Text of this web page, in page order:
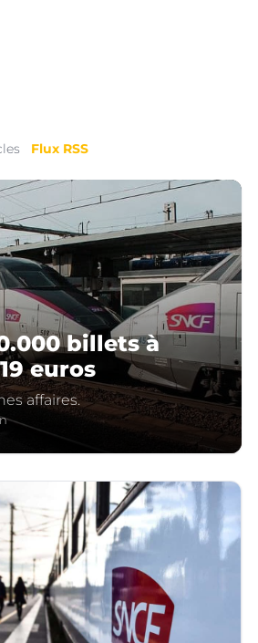
Flux RSS
billets à
euros
affaires.